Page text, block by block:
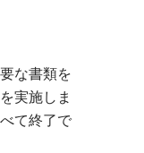
な書類を
実施しま
て終了で